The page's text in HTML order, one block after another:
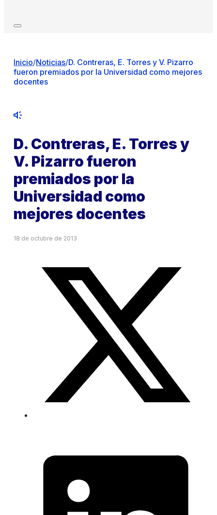
Inicio/Noticias/D. Contreras, E. Torres y V. Pizarro
fueron premiados por la Universidad como mejores
docentes
D. Contreras, E. Torres y
V. Pizarro fueron
premiados por la
Universidad como
mejores docentes
18 de octubre de 2013